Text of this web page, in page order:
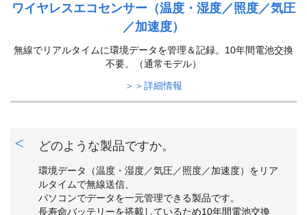
ワイヤレスエコセンサー（温度・湿度／照度／気圧
／加速度）
無線でリアルタイムに環境データを管理＆記録。10年間電池交換
不要。（通常モデル）
＞＞詳細情報
どのような製品ですか。
環境データ（温度・湿度／気圧／照度／加速度）をリア
ルタイムで無線送信、
パソコンでデータを一元管理できる製品です。
長寿命バッテリーを搭載しているため10年間電池交換